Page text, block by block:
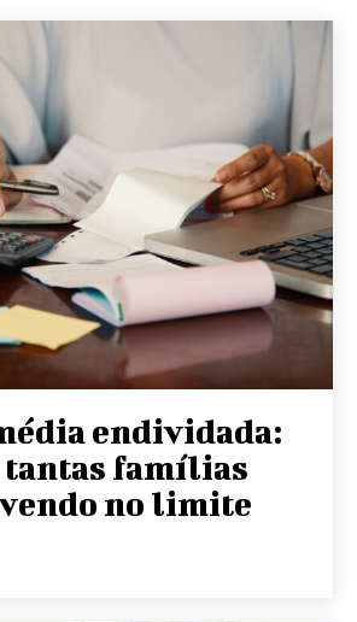
endividada:
tantas famílias
no limite